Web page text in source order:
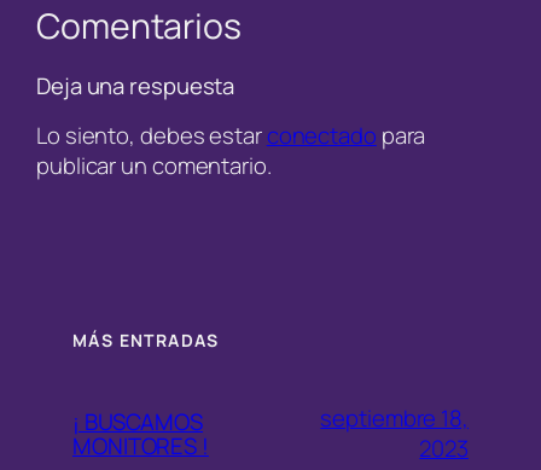
Comentarios
Deja una respuesta
Lo siento, debes estarconectado para
publicar un comentario.
MÁS ENTRADAS
¡ BUSCAMOS
MONITORES !
septiembre 18,
2023